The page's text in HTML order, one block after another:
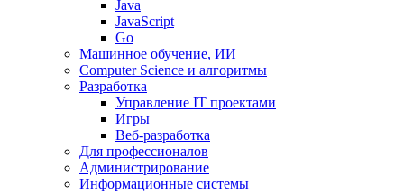
Java
JavaScript
Go
Машинное обучение, ИИ
Computer Science и алгоритмы
Разработка
Управление IT проектами
Игры
Веб-разработка
Для профессионалов
Администрирование
Информационные системы